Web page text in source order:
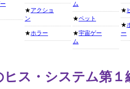
★アクショ
ン
★ホラー
ム
★ペット
★宇宙ゲー
ム
★
★
ー
ス・システム第